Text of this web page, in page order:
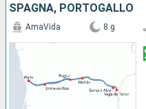
SPAGNA, PORTOGALLO
AmaVida 8 g